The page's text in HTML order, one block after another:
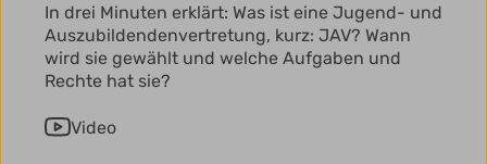
In drei Minuten erklärt: Was ist eine Jugend- und
Auszubildendenvertretung, kurz: JAV? Wann
wird sie gewählt und welche Aufgaben und
Rechte hat sie?
Video